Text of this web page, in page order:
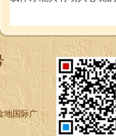
地国际广